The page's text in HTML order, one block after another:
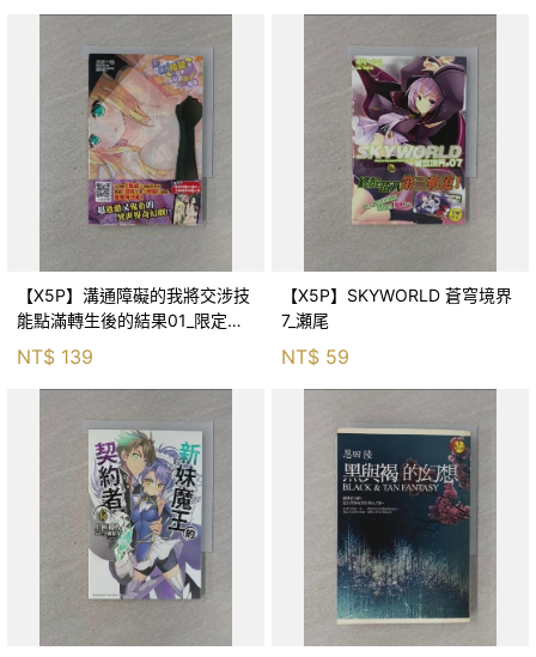
【X5P】溝通障礙的我將交涉技
能點滿轉生後的結果01_限定版_
附PP書衣&全新撰寫短篇小冊
NT$ 139
【X5P】SKYWORLD 蒼穹境界
7_瀬尾
NT$ 59